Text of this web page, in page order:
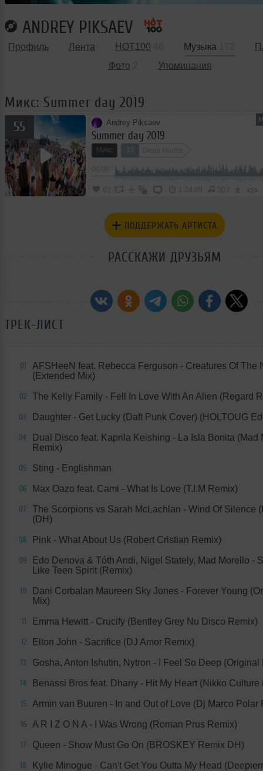
ANDREY PIKSAEV
Профиль Лента HOT100 Музыка
Фото
Упоминания
Микс: Summer day 2019
55 Andrey Piksaev
Summer day 2019
Микс Deep House
62 1:24:09 503 </>
ПОДДЕРЖАТЬ АРТИСТА
РАССКАЖИ ДРУЗЬЯМ
ТРЕК-ЛИСТ
01
AFSHeeN feat. Rebecca Ferguson - Creatures Of The
(Extended Mix)
02 The Kelly Family - Fell In Love With An Alien (Regard
03 Daughter - Get Lucky (Daft Punk Cover) (HOLTOUG
04
Dual Disco feat. Kaprila Keishing - La Isla Bonita (Mad
Remix)
05 Sting - Englishman
06 Max Oazo feat. Cami - What Is Love (T.I.M Remix)
07
The Scorpions vs Sarah McLachlan - Wind Of Silence
(DH)
08 Pink - What About Us (Robert Cristian Remix)
09
Edo Denova & Tóth Andi, Nigel Stately, Mad Morello -
Like Teen Spirit (Remix)
10
Dani Corbalan Maureen Sky Jones - Forever Young
Mix)
11 Emma Hewitt - Crucify (Bentley Grey Nu Disco Remix)
12 Elton John - Sacrifice (DJ Amor Remix)
13 Gosha, Anton Ishutin, Nytron - I Feel So Deep (Original
14 Benassi Bros feat. Dhany - Hit My Heart (Nikko Culture
15 Armin van Buuren - In and Out of Love (Dj Marco Polar
16 A R I Z O N A - I Was Wrong (Roman Prus Remix)
17 Queen - Show Must Go On (BROSKEY Remix DH)
18 Kylie Minogue - Can't Get You Outta My Head